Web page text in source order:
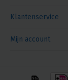
Klantenservice
Mijn account